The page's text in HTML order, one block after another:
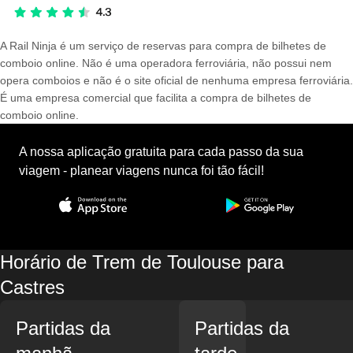
A Rail Ninja é um serviço de reservas para compra de bilhetes de
comboio online. Não é uma operadora ferroviária, não possui nem
opera comboios e não é o site oficial de nenhuma empresa ferroviária.
É uma empresa comercial que facilita a compra de bilhetes de
comboio online.
A nossa aplicação gratuita para cada passo da sua
viagem - planear viagens nunca foi tão fácil!
Horário de Trem de Toulouse para
Castres
Partidas da
Partidas da